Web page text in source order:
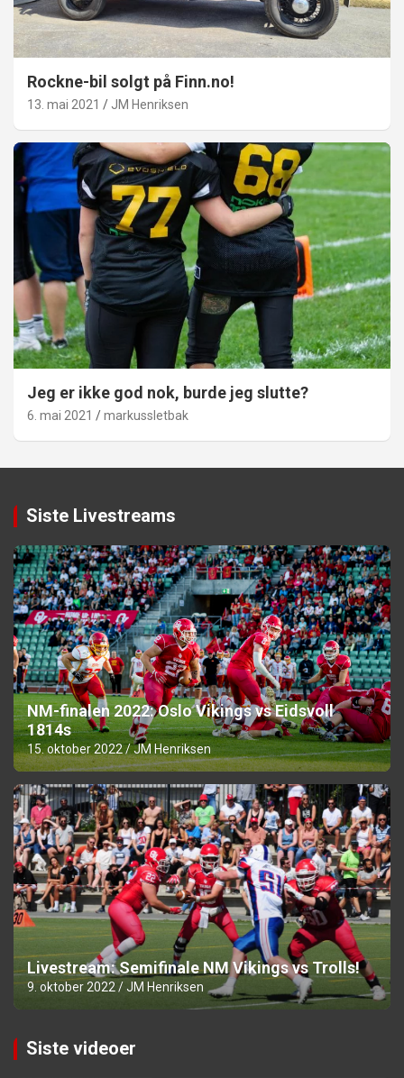
Rockne-bil solgt på Finn.no!
13. mai 2021 JM Henriksen
Jeg er ikke god nok, burde jeg slutte?
6. mai 2021 markussletbak
Siste Livestreams
NM-finalen 2022: Oslo Vikings vs Eidsvoll
1814s
15. oktober 2022 JM Henriksen
Livestream: Semifinale NM Vikings vs Trolls!
9. oktober 2022 JM Henriksen
Siste videoer